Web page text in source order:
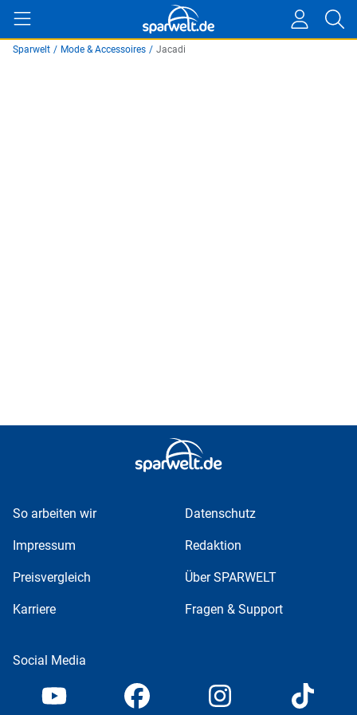
Sparwelt / Mode & Accessoires / Jacadi
So arbeiten wir Datenschutz
Impressum Redaktion
Preisvergleich Über SPARWELT
Karriere Fragen & Support
Social Media